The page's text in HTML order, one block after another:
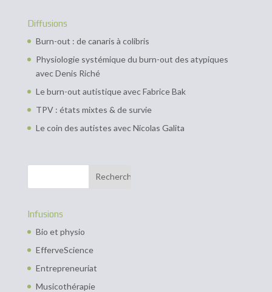
Diffusions
Burn-out : de canaris à colibris
Physiologie systémique du burn-out des atypiques
avec Denis Riché
Le burn-out autistique avec Fabrice Bak
TPV : états mixtes & de survie
Le coin des autistes avec Nicolas Galita
Infusions
Bio et physio
EfferveScience
Entrepreneuriat
Musicothérapie